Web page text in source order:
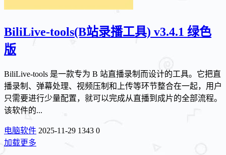
BiliLive-tools(B站录播工具) v3.4.1 绿色
版
BiliLive‑tools 是一款专为 B 站直播录制而设计的工具。它把直
播录制、弹幕处理、视频压制和上传等环节整合在一起，用户
只需要进行少量配置，就可以完成从直播到成片的全部流程。
该软件的...
电脑软件 2025-11-29 1343 0
加载更多